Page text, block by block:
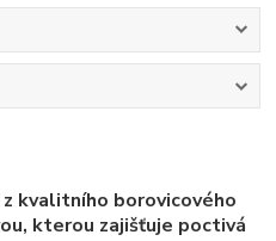
kvalitního borovicového
kterou zajišťuje poctivá